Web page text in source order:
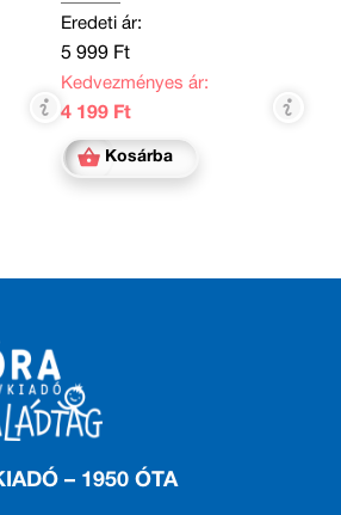
Eredeti ár:
5 999 Ft
Kedvezményes ár:
4 199 Ft
Kosárba
– 1950 ÓTA